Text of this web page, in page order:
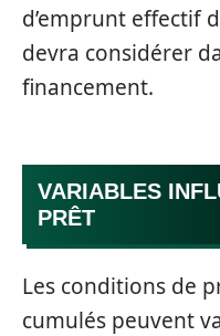
d’emprunt effectif
devra considérer
financement.
VARIABLES
PRÊT
Les conditions de
cumulés peuvent